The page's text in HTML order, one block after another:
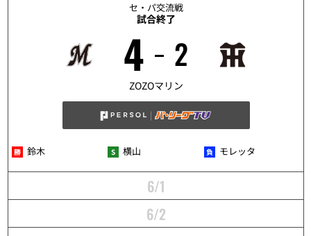
5/31
セ・パ交流戦
試合終了
4 2
ZOZOマリン
鈴木 横山 モレッタ
6/1
6/2